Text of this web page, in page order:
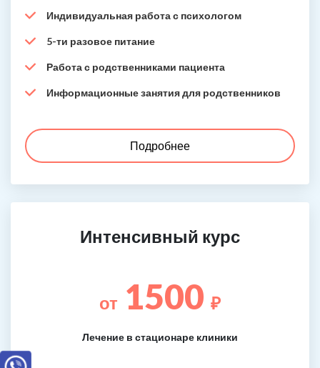
Индивидуальная работа с психологом
5-ти разовое питание
Работа с родственниками пациента
Информационные занятия для родственников
Подробнее
Интенсивный курс
от 1500 ₽
Лечение в стационаре клиники